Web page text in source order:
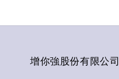
增你強股份有限公司